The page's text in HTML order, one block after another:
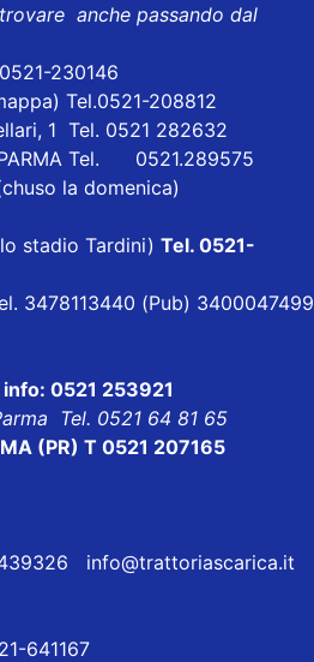
anche passando dal
230146
Tel.0521-208812
1 Tel. 0521 282632
PARMA Tel. 0521.289575
la domenica)
stadio Tardini) Tel. 0521-
3478113440 (Pub) 3400047499
info: 0521 253921
Tel. 0521 64 81 65
(PR) T 0521 207165
info@trattoriascarica.it
641167